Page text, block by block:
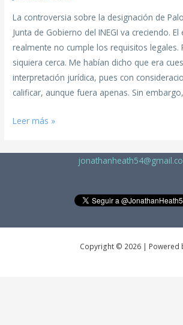
La controversia sobre la designación de
Junta de Gobierno del INEGI va creciendo.
realmente no cumple los requisitos legales.
siquiera cerca. Me habían dicho que era
interpretación jurídica, pues con
calificar, aunque fuera apenas. Sin
Leer más »
Copyright © 2026 | Powered